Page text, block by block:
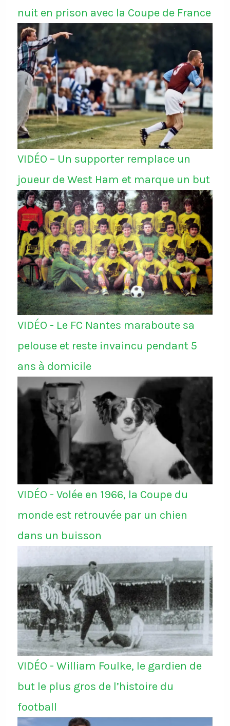
nuit en prison avec la Coupe de France
VIDÉO – Un supporter remplace un
joueur de West Ham et marque un but
VIDÉO - Le FC Nantes maraboute sa
pelouse et reste invaincu pendant 5
ans à domicile
VIDÉO - Volée en 1966, la Coupe du
monde est retrouvée par un chien
dans un buisson
VIDÉO - William Foulke, le gardien de
but le plus gros de l’histoire du
football